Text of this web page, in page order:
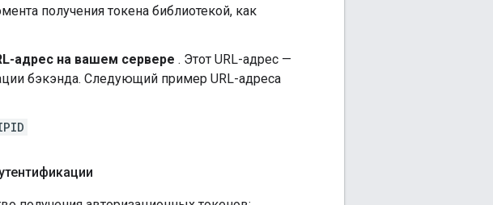
получения токена библиотекой, как
адрес на вашем сервере . Этот URL-адрес —
бэкэнда. Следующий пример URL-адреса